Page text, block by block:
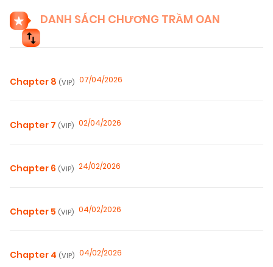
DANH SÁCH CHƯƠNG TRẦM OAN
Chapter 8 (VIP) 07/04/2026
Chapter 7 (VIP) 02/04/2026
Chapter 6 (VIP) 24/02/2026
Chapter 5 (VIP) 04/02/2026
Chapter 4 (VIP) 04/02/2026